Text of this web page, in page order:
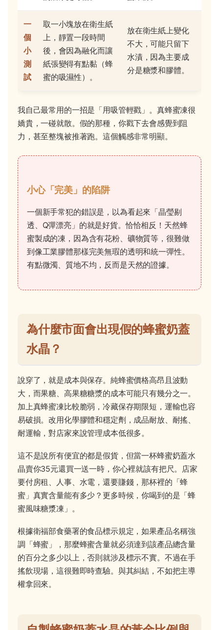
一
個
小
測
試
取一小塊放在衛生紙
上，靜置一段時間
後，會因為融化而讓
紙張變得有點黏（蜂
蜜的吸濕性）。
放在衛生紙上變化
不大，可能只留下
水漬，因為主要成
分是糖漿和膠體。
我自己最常用的一招是「用吸管輕戳」。真蜂蜜凍很
嬌貴，一碰就散。假的那種，你戳下去會感覺到阻
力，甚至整塊被推著跑。這個觸感非常明顯。
小心「完美」的陷阱
一個新手常犯的錯誤是，以為看起來「晶瑩剔
透、Q彈漂亮」的就是好貨。恰恰相反！天然蜂
蜜製成的凍，因為含有花粉、礦物質等，很難做
到像工業膠體那樣完美無瑕的透明和統一彈性。
有點微濁、質地不均，反而是天然的證據。
為什麼市面會出現假的蜂蜜奶蓋
水晶？
說穿了，就是成本與保存。純蜂蜜價格高昂且波動
大，而果糖、高果糖糖漿的成本可能只有幾分之一。
加上真蜂蜜凍比較脆弱，冷藏保存期限短，運輸也容
易破損。改用化學膠體和穩定劑，成品耐放、耐搖、
耐運輸，對店家來說管理成本低很多。
這不是說所有便宜的都是假貨，但當一杯蜂蜜奶蓋水
晶賣你35元還買一送一時，你心裡就該有把尺。店家
要付房租、人事、水電，還要賺錢，那杯裡的「蜂
蜜」真實含量能有多少？更多時候，你喝到的是「蜂
蜜風味糖漿凍」。
根據衛福部食藥署的食品標示規定，如果產品名稱強
調「蜂蜜」，那麼蜂蜜含量就必須達到該產品總含量
的百分之多少以上，否則就涉及標示不實。不過在手
搖飲現場，這很難即時查驗。與其糾結，不如把主導
權拿回來。